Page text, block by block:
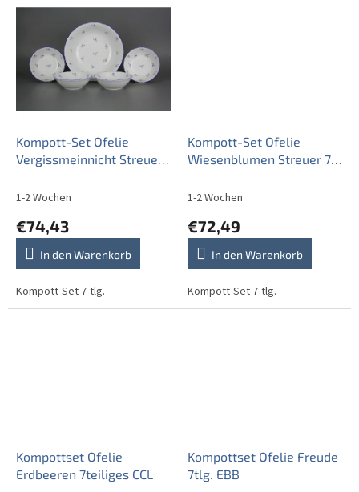
Kompott-Set Ofelie
Vergissmeinnicht Streuer
1-2 Wochen
€74,43
In den Warenkorb
Kompott-Set 7-tlg.
Kompott-Set Ofelie
Wiesenblumen Streuer 7-
1-2 Wochen
€72,49
In den Warenkorb
Kompott-Set 7-tlg.
Kompottset Ofelie
Erdbeeren 7teiliges CCL
Kompottset Ofelie Freude
7tlg. EBB